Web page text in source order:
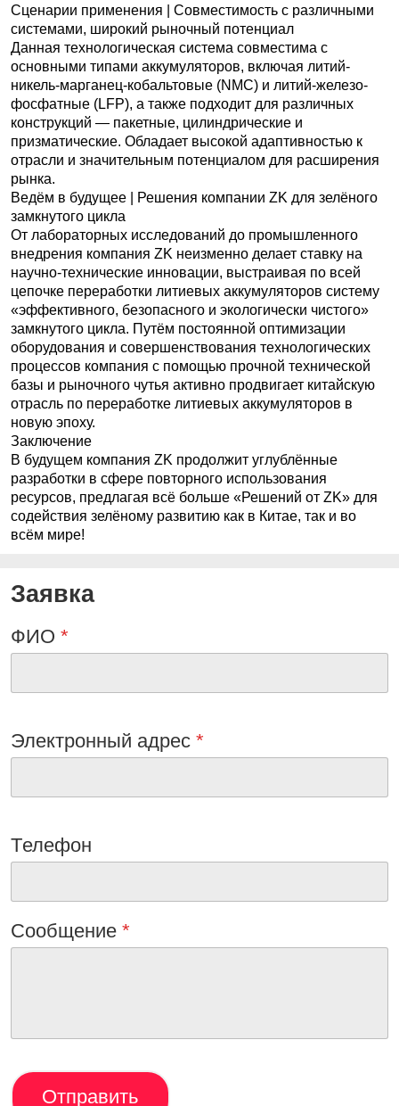
Сценарии применения | Совместимость с различными
системами, широкий рыночный потенциал
Данная технологическая система совместима с
основными типами аккумуляторов, включая литий-
никель-марганец-кобальтовые (NMC) и литий-железо-
фосфатные (LFP), а также подходит для различных
конструкций — пакетные, цилиндрические и
призматические. Обладает высокой адаптивностью к
отрасли и значительным потенциалом для расширения
рынка.
Ведём в будущее | Решения компании ZK для зелёного
замкнутого цикла
От лабораторных исследований до промышленного
внедрения компания ZK неизменно делает ставку на
научно-технические инновации, выстраивая по всей
цепочке переработки литиевых аккумуляторов систему
«эффективного, безопасного и экологически чистого»
замкнутого цикла. Путём постоянной оптимизации
оборудования и совершенствования технологических
процессов компания с помощью прочной технической
базы и рыночного чутья активно продвигает китайскую
отрасль по переработке литиевых аккумуляторов в
новую эпоху.
Заключение
В будущем компания ZK продолжит углублённые
разработки в сфере повторного использования
ресурсов, предлагая всё больше «Решений от ZK» для
содействия зелёному развитию как в Китае, так и во
всём мире!
Заявка
ФИО *
Электронный адрес *
Tелефон
Сообщениe *